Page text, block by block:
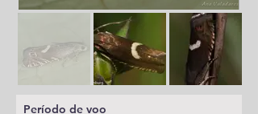
Período de voo